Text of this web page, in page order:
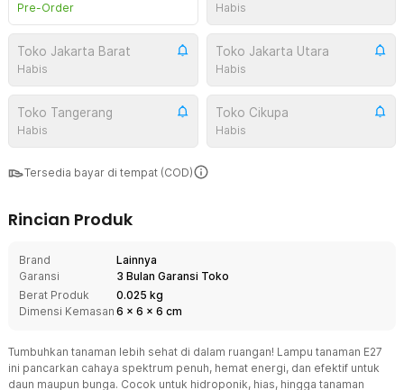
Pre-Order Habis
Toko Jakarta Barat
Habis
Toko Jakarta Utara
Habis
Toko Tangerang
Habis
Toko Cikupa
Habis
Tersedia bayar di tempat (COD)
Rincian Produk
Brand
Lainnya
Garansi
3 Bulan Garansi Toko
Berat Produk
0.025 kg
Dimensi Kemasan 6 x 6 x 6 cm
Tumbuhkan tanaman lebih sehat di dalam ruangan! Lampu tanaman E27
ini pancarkan cahaya spektrum penuh, hemat energi, dan efektif untuk
daun maupun bunga. Cocok untuk hidroponik, hias, hingga tanaman